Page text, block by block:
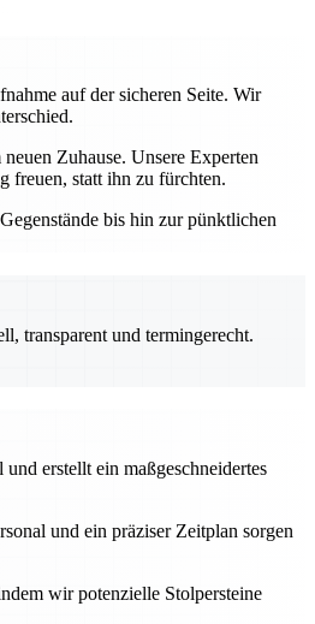
auf der sicheren Seite. Wir
Zuhause. Unsere Experten
freuen, statt ihn zu fürchten.
bis hin zur pünktlichen
transparent und termingerecht.
erstellt ein maßgeschneidertes
und ein präziser Zeitplan sorgen
wir potenzielle Stolpersteine